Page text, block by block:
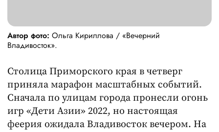
Автор фото: Ольга Кириллова / «Вечерний
Владивосток».
Столица Приморского края в четверг
приняла марафон масштабных событий.
Сначала по улицам города пронесли огонь
игр «Дети Азии» 2022, но настоящая
феерия ожидала Владивосток вечером. На